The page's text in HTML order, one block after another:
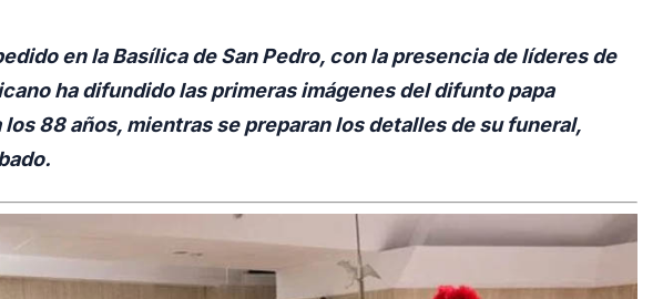
en la Basílica de San Pedro, con la presencia de líderes de
ha difundido las primeras imágenes del difunto papa
88 años, mientras se preparan los detalles de su funeral,